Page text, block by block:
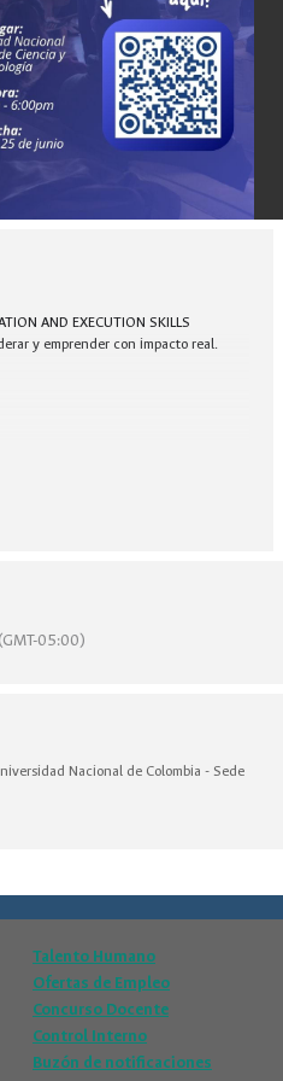
AND EXECUTION SKILLS
y emprender con impacto real.
(GMT-05:00)
Nacional de Colombia - Sede
Talento Humano
Ofertas de Empleo
Concurso Docente
Control Interno
Buzón de notificaciones